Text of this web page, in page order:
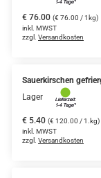
€ 76.00 (€ 76.00 / 1kg)
inkl. MWST
zzgl. Versandkosten
Sauerkirschen
Lager
€ 5.40 (€ 120.00 / 1.kg)
inkl. MWST
zzgl. Versandkosten